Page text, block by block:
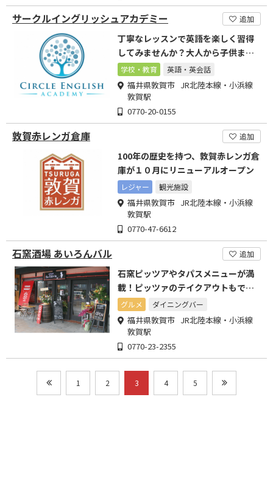
サークルイングリッシュアカデミー 追加
丁寧なレッスンで英語を楽しく習得
してみませんか？大人から子供まで
安心して英会話を学べます
学校・教育 英語・英会話
福井県敦賀市 JR北陸本線・小浜線
敦賀駅
0770-20-0155
敦賀赤レンガ倉庫 追加
100年の歴史を持つ、敦賀赤レンガ倉
庫が１０月にリニューアルオープン
レジャー 観光施設
福井県敦賀市 JR北陸本線・小浜線
敦賀駅
0770-47-6612
石窯酒場 あいろんバル 追加
石窯ピッツアやタパスメニューが満
載！ピッツァのテイクアウトもでき
ますよ
グルメ ダイニングバー
福井県敦賀市 JR北陸本線・小浜線
敦賀駅
0770-23-2355
1 2 3 4 5